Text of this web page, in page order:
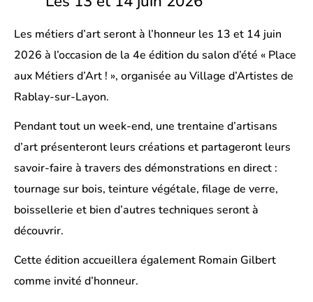
Les métiers d’art seront à l’honneur les 13 et 14 juin
2026 à l’occasion de la 4e édition du salon d’été « Place
aux Métiers d’Art ! », organisée au Village d’Artistes de
Rablay-sur-Layon.
Pendant tout un week-end, une trentaine d’artisans
d’art présenteront leurs créations et partageront leurs
savoir-faire à travers des démonstrations en direct :
tournage sur bois, teinture végétale, filage de verre,
boissellerie et bien d’autres techniques seront à
découvrir.
Cette édition accueillera également Romain Gilbert
comme invité d’honneur.